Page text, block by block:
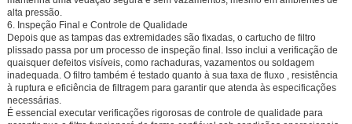
alta pressão.
6. Inspeção Final e Controle de Qualidade
Depois que as tampas das extremidades são fixadas, o cartucho de filtro
plissado passa por um processo de inspeção final. Isso inclui a verificação de
quaisquer defeitos visíveis, como rachaduras, vazamentos ou soldagem
inadequada. O filtro também é testado quanto à sua taxa de fluxo, resistência
à ruptura e eficiência de filtragempara garantir que atenda às especificações
necessárias.
É essencial executar verificações rigorosas de controle de qualidade para